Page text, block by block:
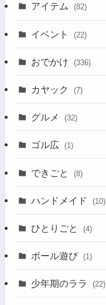
アイテム (82)
イベント (22)
おでかけ (336)
カヤック (7)
グルメ (32)
ゴル広 (1)
できごと (8)
ハンドメイド (10)
ひとりごと (4)
ボール遊び (1)
少年期のララ (22)